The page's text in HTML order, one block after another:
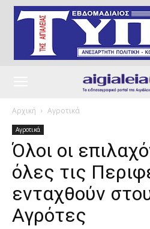
Αρχική Αγροτικά
Αγροτικά
Όλοι οι
όλες τις
ενταχθούν
Αγρότες